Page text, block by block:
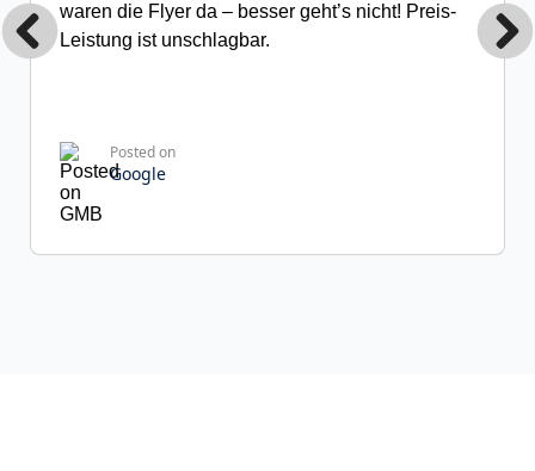
waren die Flyer da – besser geht’s nicht! Preis-
Leistung ist unschlagbar.
Posted on
Google